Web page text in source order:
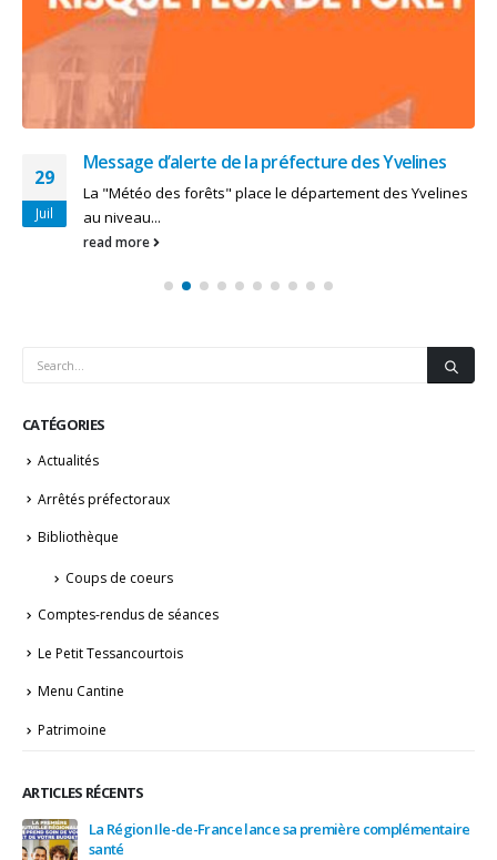
29
Juil
Message d’alerte de la préfecture des Yvelines
La "Météo des forêts" place le département des Yvelines
au niveau...
read more
CATÉGORIES
Actualités
Arrêtés préfectoraux
Bibliothèque
Coups de coeurs
Comptes-rendus de séances
Le Petit Tessancourtois
Menu Cantine
Patrimoine
ARTICLES RÉCENTS
La Région Ile-de-France lance sa première complémentaire
santé